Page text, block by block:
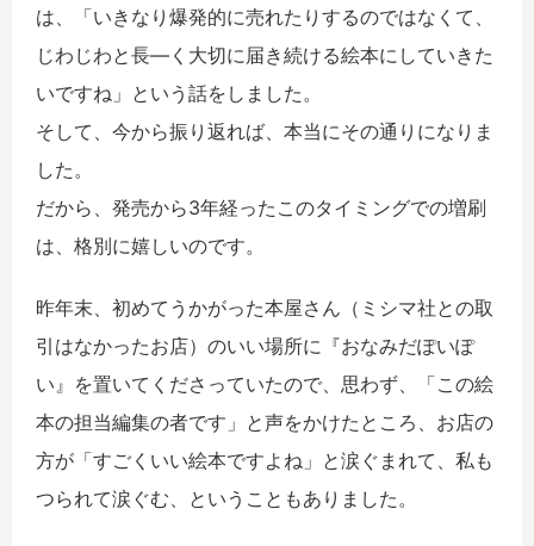
は、「いきなり爆発的に売れたりするのではなくて、
じわじわと長―く大切に届き続ける絵本にしていきた
いですね」という話をしました。
そして、今から振り返れば、本当にその通りになりま
した。
だから、発売から3年経ったこのタイミングでの増刷
は、格別に嬉しいのです。
昨年末、初めてうかがった本屋さん（ミシマ社との取
引はなかったお店）のいい場所に『おなみだぽいぽ
い』を置いてくださっていたので、思わず、「この絵
本の担当編集の者です」と声をかけたところ、お店の
方が「すごくいい絵本ですよね」と涙ぐまれて、私も
つられて涙ぐむ、ということもありました。